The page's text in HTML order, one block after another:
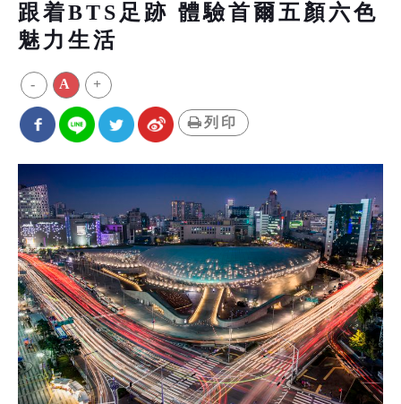
跟着BTS足跡 體驗首爾五顏六色
魅力生活
- A +
列印